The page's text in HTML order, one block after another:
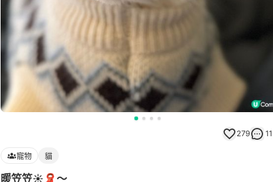
279 11
寵物 貓
暖笠笠☀️🧣～